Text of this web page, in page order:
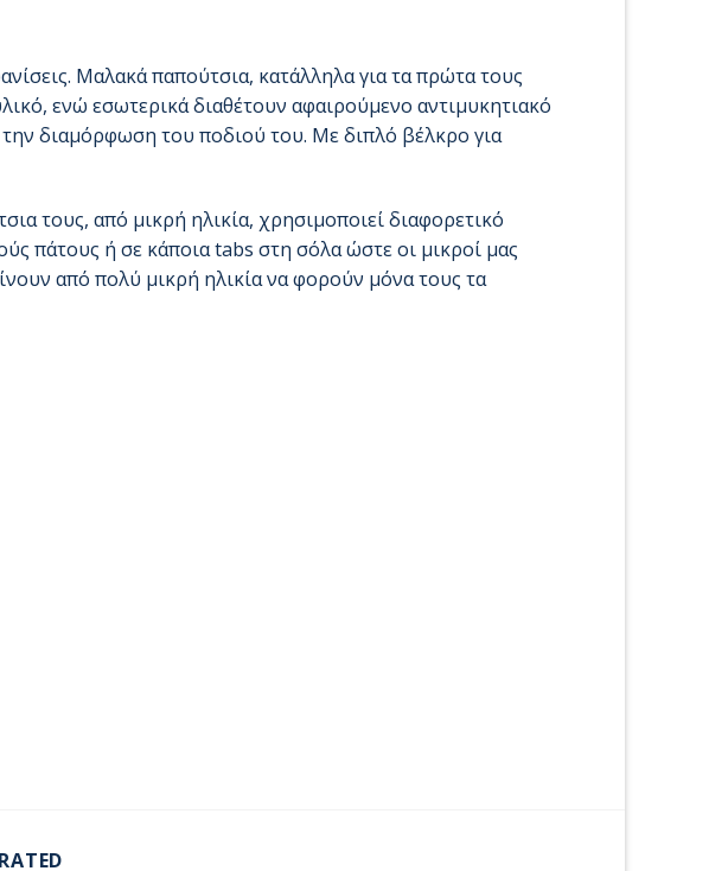
Μαλακά παπούτσια, κατάλληλα για τα πρώτα τους
ενώ εσωτερικά διαθέτουν αφαιρούμενο αντιμυκητιακό
την διαμόρφωση του ποδιού του. Με διπλό βέλκρο για
τους, από μικρή ηλικία, χρησιμοποιεί διαφορετικό
πάτους ή σε κάποια tabs στη σόλα ώστε οι μικροί μας
από πολύ μικρή ηλικία να φορούν μόνα τους τα